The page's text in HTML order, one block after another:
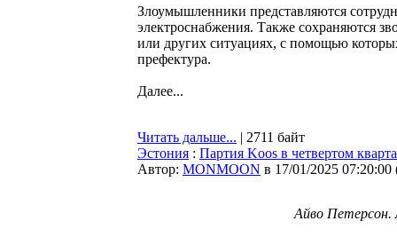
Злоумышленники представляются
электроснабжения. Также сохраняются
или других ситуациях, с помощью
префектура.
Далее...
Читать дальше... | 2711 байт
Эстония : Партия Koos в четвертом
Автор: MONMOON в 17/01/2025 07:20:00
Айво Петерсон.